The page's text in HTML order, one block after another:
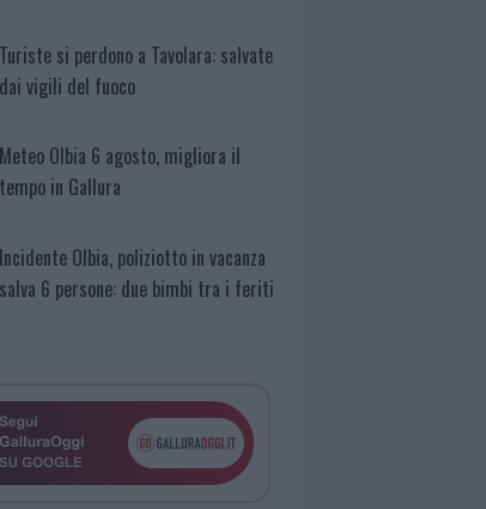
Turiste si perdono a Tavolara: salvate
dai vigili del fuoco
Meteo Olbia 6 agosto, migliora il
tempo in Gallura
Incidente Olbia, poliziotto in vacanza
salva 6 persone: due bimbi tra i feriti